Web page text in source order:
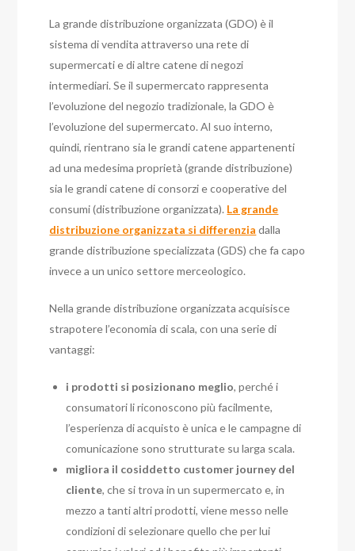
La grande distribuzione organizzata (GDO) è il
sistema di vendita attraverso una rete di
supermercati e di altre catene di negozi
intermediari. Se il supermercato rappresenta
l’evoluzione del negozio tradizionale, la GDO è
l’evoluzione del supermercato. Al suo interno,
quindi, rientrano sia le grandi catene appartenenti
ad una medesima proprietà (grande distribuzione)
sia le grandi catene di consorzi e cooperative del
consumi (distribuzione organizzata). La grande
distribuzione organizzata si differenzia dalla
grande distribuzione specializzata (GDS) che fa capo
invece a un unico settore merceologico.
Nella grande distribuzione organizzata acquisisce
strapotere l’economia di scala, con una serie di
vantaggi:
i prodotti si posizionano meglio, perché i
consumatori li riconoscono più facilmente,
l’esperienza di acquisto è unica e le campagne di
comunicazione sono strutturate su larga scala.
migliora il cosiddetto customer journey del
cliente, che si trova in un supermercato e, in
mezzo a tanti altri prodotti, viene messo nelle
condizioni di selezionare quello che per lui